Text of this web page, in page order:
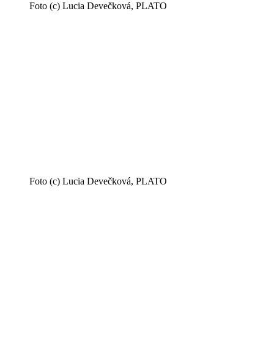
Foto (c) Lucia Devečková, PLATO
Foto (c) Lucia Devečková, PLATO